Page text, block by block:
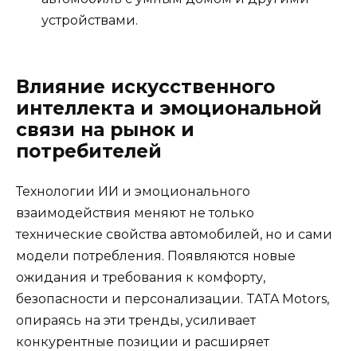
устройствами.
Влияние искусственного
интеллекта и эмоциональной
связи на рынок и
потребителей
Технологии ИИ и эмоционального
взаимодействия меняют не только
технические свойства автомобилей, но и сами
модели потребления. Появляются новые
ожидания и требования к комфорту,
безопасности и персонализации. TATA Motors,
опираясь на эти тренды, усиливает
конкурентные позиции и расширяет